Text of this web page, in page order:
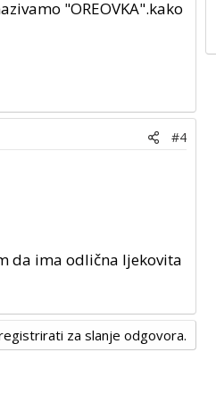
"OREOVKA".kako
#4
da ima odlična ljekovita
za slanje odgovora.